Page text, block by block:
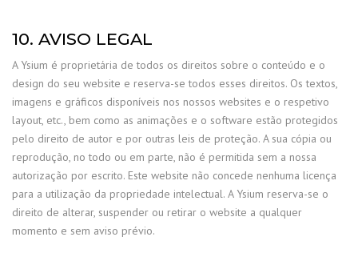
10. AVISO LEGAL
A Ysium é proprietária de todos os direitos sobre o conteúdo e o
design do seu website e reserva-se todos esses direitos. Os textos,
imagens e gráficos disponíveis nos nossos websites e o respetivo
layout, etc., bem como as animações e o software estão protegidos
pelo direito de autor e por outras leis de proteção. A sua cópia ou
reprodução, no todo ou em parte, não é permitida sem a nossa
autorização por escrito. Este website não concede nenhuma licença
para a utilização da propriedade intelectual. A Ysium reserva-se o
direito de alterar, suspender ou retirar o website a qualquer
momento e sem aviso prévio.